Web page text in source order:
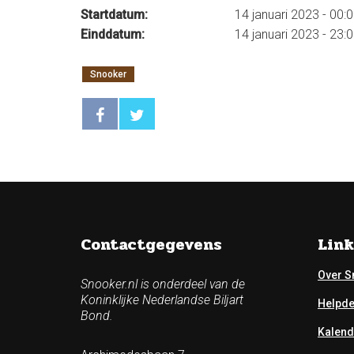
Startdatum:
14 januari 2023 -
Einddatum:
14 januari 2023 -
Snooker
Contactgegevens
Snooker.nl is onderdeel van de
Koninklijke Nederlandse Biljart
Bond.
Over